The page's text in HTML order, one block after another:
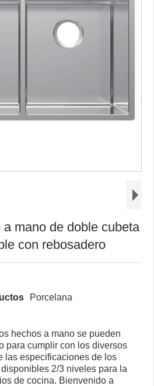
mano de doble cubeta
con rebosadero
Porcelana
hechos a mano se pueden
para cumplir con los diversos
las especificaciones de los
2/3 niveles para la
de cocina. Bienvenido a